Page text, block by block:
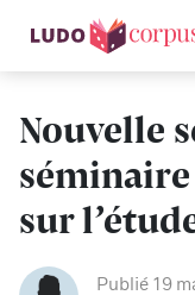
Nouvelle
sur
Publié 19